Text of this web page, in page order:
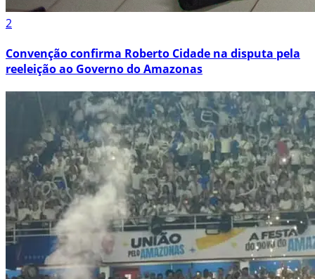
2
Convenção confirma Roberto Cidade na disputa pela
reeleição ao Governo do Amazonas